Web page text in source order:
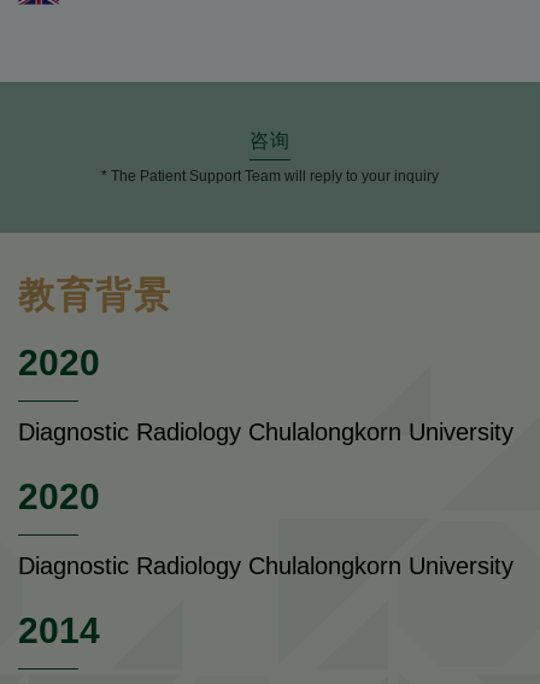
咨询
* The Patient Support Team will reply to your inquiry
教育背景
2020
Diagnostic Radiology Chulalongkorn University
2020
Diagnostic Radiology Chulalongkorn University
2014